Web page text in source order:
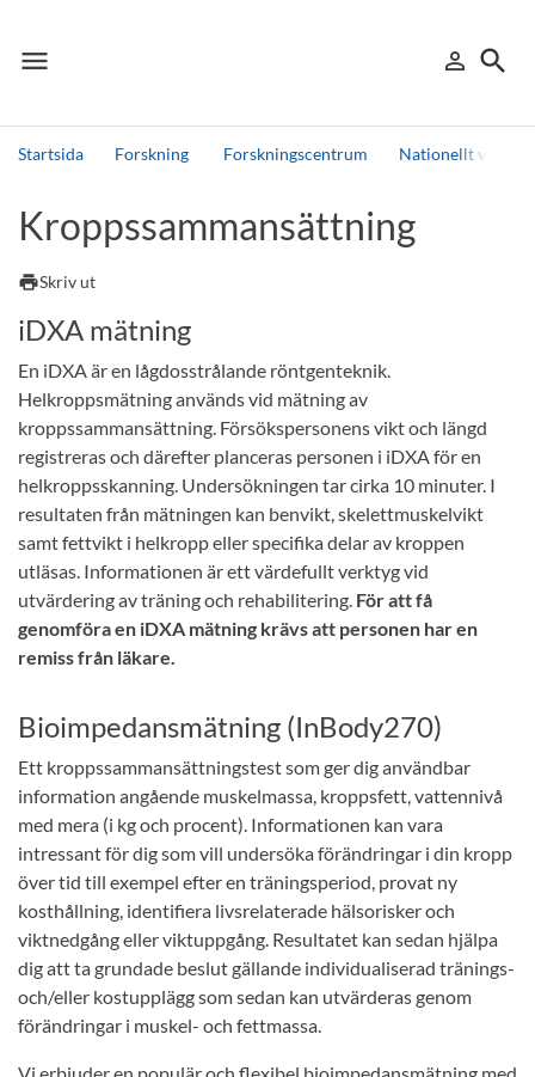
menu
Meny person_outline
Logga in
search
Sök
Startsida Forskning Forskningscentrum Nationellt
Andra söktjänster
Detta är vår testmiljö - endast testdata
Kroppssammansättning
printSkriv ut
iDXA mätning
En iDXA är en lågdosstrålande röntgenteknik.
Helkroppsmätning används vid mätning av
kroppssammansättning. Försökspersonens vikt och längd
registreras och därefter planceras personen i iDXA för en
helkroppsskanning. Undersökningen tar cirka 10 minuter. I
resultaten från mätningen kan benvikt, skelettmuskelvikt
samt fettvikt i helkropp eller specifika delar av kroppen
utläsas. Informationen är ett värdefullt verktyg vid
utvärdering av träning och rehabilitering. För att få
genomföra en iDXA mätning krävs att personen har en
remiss från läkare.
Bioimpedansmätning (InBody270)
Ett kroppssammansättningstest som ger dig användbar
information angående muskelmassa, kroppsfett, vattennivå
med mera (i kg och procent). Informationen kan vara
intressant för dig som vill undersöka förändringar i din kropp
över tid till exempel efter en träningsperiod, provat ny
kosthållning, identifiera livsrelaterade hälsorisker och
viktnedgång eller viktuppgång. Resultatet kan sedan hjälpa
dig att ta grundade beslut gällande individualiserad tränings-
och/eller kostupplägg som sedan kan utvärderas genom
förändringar i muskel- och fettmassa.